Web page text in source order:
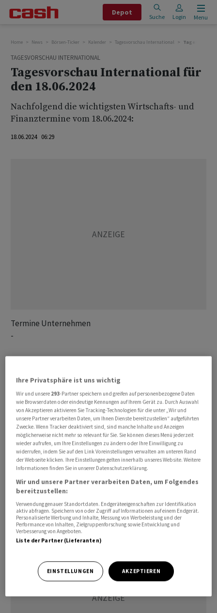
Depot
Suche Login Menu
Home News Börsen-Ticker Kalender Tagesvorschau International
TAGESVORSCHAU INTERNATIONAL
Tagesvorschau International für
den 18.06.2024
Nachfolgend die wichtigsten Wirtschafts- und
Finanztermine vom 18.06.2024:
18.06.2024 06:29
Termine Unternehmen
-
Termine Konjunktur
      EUR Verbraucherpreise 5/24
      USA Einzelhandelsumsatz 5/24
      USA Industrieproduktion 5/24
      USA Kapazitätsauslastung 5/24
Für Vollständigkeit und Richtigkeit kann keine Gewähr
übernommen werden.
awp-robot/
(AWP)
Ihre Privatsphäre ist uns wichtig
Wir und unsere 293-Partner speichern und greifen auf personenbezogene Daten
wie Browserdaten oder eindeutige Kennungen auf Ihrem Gerät zu. Durch Auswahl
von Akzeptieren aktivieren Sie Tracking-Technologien für die unter „Wir und
unsere Partner verarbeiten Daten, um Ihnen Dienste bereitzustellen“ aufgeführten
Zwecke. Wenn Tracker deaktiviert sind, sind manche Inhalte und Anzeigen
möglicherweise nicht mehr so relevant für Sie. Sie können dieses Menü jederzeit
wieder aufrufen, um Ihre Einstellungen zu ändern oder Ihre Einwilligung zu
widerrufen, indem Sie auf den Link Voreinstellungen verwalten am unteren Rand
der Webseite klicken. Ihre Einstellungen gelten innerhalb unseres Website. Weitere
Informationen finden Sie in unserer Datenschutzerklärung.
Wir und unsere Partner verarbeiten Daten, um Folgendes
bereitzustellen:
Verwendung genauer Standortdaten. Endgeräteeigenschaften zur Identifikation
aktiv abfragen. Speichern von oder Zugriff auf Informationen auf einem Endgerät.
Personalisierte Werbung und Inhalte, Messung von Werbeleistung und der
Performance von Inhalten, Zielgruppenforschung sowie Entwicklung und
Verbesserung von Angeboten.
Liste der Partner (Lieferanten)
EINSTELLUNGEN AKZEPTIEREN